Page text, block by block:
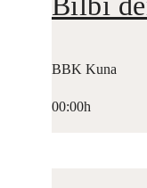
BBK Kuna
00:00h